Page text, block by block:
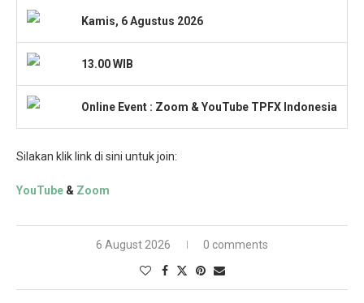
Kamis, 6 Agustus 2026
13.00 WIB
Online Event : Zoom & YouTube TPFX Indonesia
Silakan klik link di sini untuk join:
YouTube & Zoom
6 August 2026 0 comments